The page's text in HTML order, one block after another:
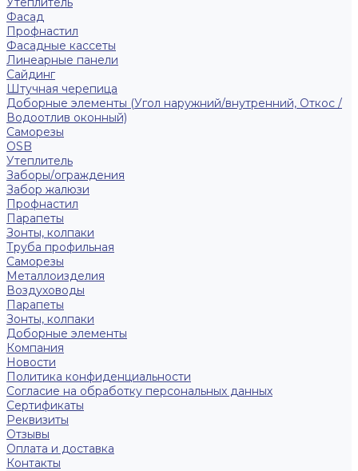
Фасад
Профнастил
Фасадные кассеты
Линеарные панели
Сайдинг
Штучная черепица
Доборные элементы (Угол наружний/внутренний, Откос /
Водоотлив оконный)
Саморезы
OSB
Утеплитель
Заборы/ограждения
Забор жалюзи
Профнастил
Парапеты
Зонты, колпаки
Труба профильная
Саморезы
Металлоизделия
Воздуховоды
Парапеты
Зонты, колпаки
Доборные элементы
Компания
Новости
Политика конфиденциальности
Согласие на обработку персональных данных
Сертификаты
Реквизиты
Отзывы
Оплата и доставка
Контакты